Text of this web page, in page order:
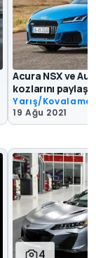
Acura NSX ve
kozlarını paylaştı
Yarış/
19 Ağu 2021
4